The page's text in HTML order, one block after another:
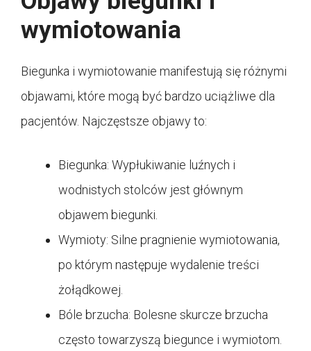
wymiotowania
Biegunka i wymiotowanie manifestują się różnymi
objawami, które mogą być bardzo uciążliwe dla
pacjentów. Najczęstsze objawy to:
Biegunka: Wypłukiwanie luźnych i
wodnistych stolców jest głównym
objawem biegunki.
Wymioty: Silne pragnienie wymiotowania,
po którym następuje wydalenie treści
żołądkowej.
Bóle brzucha: Bolesne skurcze brzucha
często towarzyszą biegunce i wymiotom.